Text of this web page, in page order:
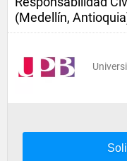
(Medellín,